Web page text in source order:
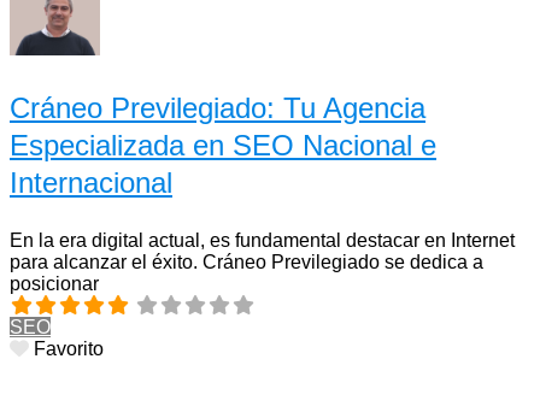
Cráneo Previlegiado: Tu Agencia
Especializada en SEO Nacional e
Internacional
En la era digital actual, es fundamental destacar en Internet
para alcanzar el éxito. Cráneo Previlegiado se dedica a
posicionar
SEO
Favorito